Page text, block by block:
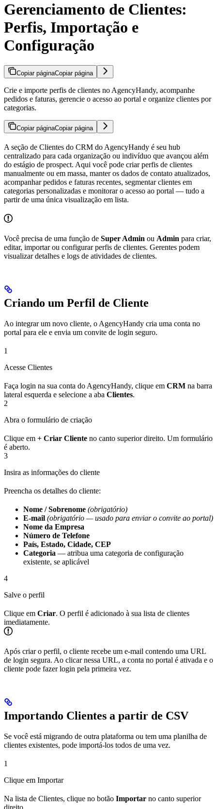
Gerenciamento de Clientes:
Perfis, Importação e
Configuração
Copiar páginaCopiar página
Crie e importe perfis de clientes no AgencyHandy, acompanhe
pedidos e faturas, gerencie o acesso ao portal e organize clientes por
categorias.
Copiar páginaCopiar página
A seção de Clientes do CRM do AgencyHandy é seu hub
centralizado para cada organização ou indivíduo que avançou além
do estágio de prospect. Aqui você pode criar perfis de clientes
manualmente ou em massa, manter os dados de contato atualizados,
acompanhar pedidos e faturas recentes, segmentar clientes em
categorias personalizadas e monitorar o acesso ao portal — tudo a
partir de uma única visualização em lista.
Você precisa de uma função de Super Admin ou Admin para criar,
editar, importar ou configurar perfis de clientes. Gerentes podem
visualizar detalhes e logs de atividades de clientes.
Criando um Perfil de Cliente
Ao integrar um novo cliente, o AgencyHandy cria uma conta no
portal para ele e envia um convite de login seguro.
1
Acesse Clientes
Faça login na sua conta do AgencyHandy, clique em CRM na barra
lateral esquerda e selecione a aba Clientes.
2
Abra o formulário de criação
Clique em + Criar Cliente no canto superior direito. Um formulário
é aberto.
3
Insira as informações do cliente
Preencha os detalhes do cliente:
Nome / Sobrenome (obrigatório)
E-mail (obrigatório — usado para enviar o convite ao portal)
Nome da Empresa
Número de Telefone
País, Estado, Cidade, CEP
Categoria — atribua uma categoria de configuração
existente, se aplicável
4
Salve o perfil
Clique em Criar. O perfil é adicionado à sua lista de clientes
imediatamente.
Após criar o perfil, o cliente recebe um e-mail contendo uma URL
de login segura. Ao clicar nessa URL, a conta no portal é ativada e o
cliente pode fazer login pela primeira vez.
Importando Clientes a partir de CSV
Se você está migrando de outra plataforma ou tem uma planilha de
clientes existentes, pode importá-los todos de uma vez.
1
Clique em Importar
Na lista de Clientes, clique no botão Importar no canto superior
direito.